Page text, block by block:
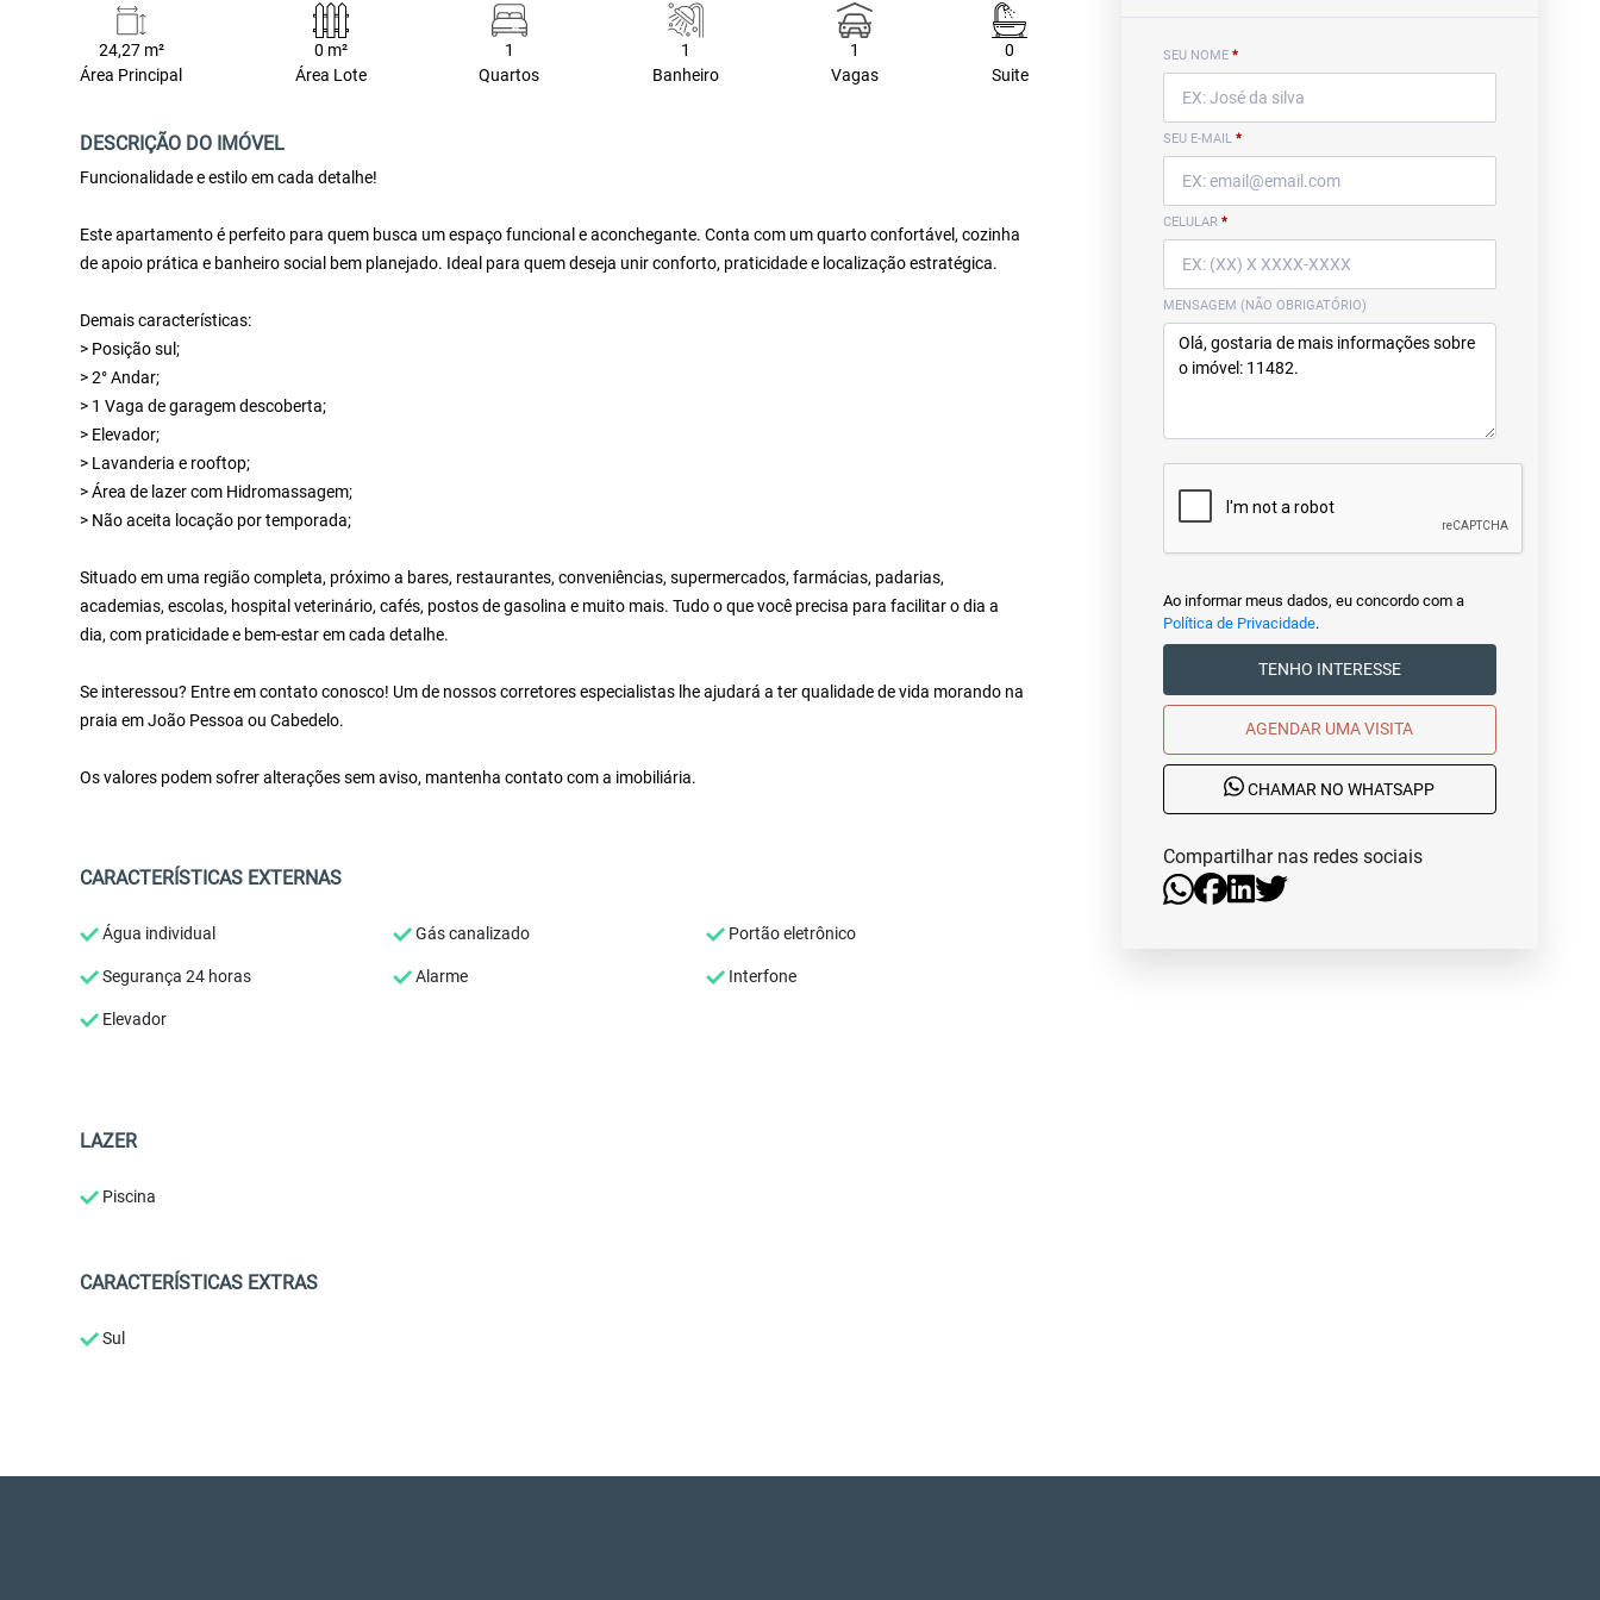
24,27 m²
Área Principal
0 m²
Área Lote
1
Quartos
1
Banheiro
1
Vagas
0
Suite
DESCRIÇÃO DO IMÓVEL
Funcionalidade e estilo em cada detalhe!
Este apartamento é perfeito para quem busca um espaço funcional e aconchegante. Conta com um quarto confortável, cozinha
de apoio prática e banheiro social bem planejado. Ideal para quem deseja unir conforto, praticidade e localização estratégica.
Demais características:
> Posição sul;
> 2° Andar;
> 1 Vaga de garagem descoberta;
> Elevador;
> Lavanderia e rooftop;
> Área de lazer com Hidromassagem;
> Não aceita locação por temporada;
Situado em uma região completa, próximo a bares, restaurantes, conveniências, supermercados, farmácias, padarias,
academias, escolas, hospital veterinário, cafés, postos de gasolina e muito mais. Tudo o que você precisa para facilitar o dia a
dia, com praticidade e bem-estar em cada detalhe.
Se interessou? Entre em contato conosco! Um de nossos corretores especialistas lhe ajudará a ter qualidade de vida morando na
praia em João Pessoa ou Cabedelo.
Os valores podem sofrer alterações sem aviso, mantenha contato com a imobiliária.
CARACTERÍSTICAS EXTERNAS
Água individual Gás canalizado Portão eletrônico
Segurança 24 horas Alarme Interfone
Elevador
LAZER
Piscina
CARACTERÍSTICAS EXTRAS
Sul
SEU NOME *
SEU E-MAIL *
CELULAR *
MENSAGEM (NÃO OBRIGATÓRIO)
Ao informar meus dados, eu concordo com a
Política de Privacidade.
TENHO INTERESSE
AGENDAR UMA VISITA
CHAMAR NO WHATSAPP
Compartilhar nas redes sociais